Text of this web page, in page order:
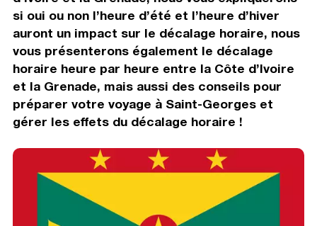
si oui ou non l’heure d’été et l’heure d’hiver
auront un impact sur le décalage horaire, nous
vous présenterons également le décalage
horaire heure par heure entre la Côte d’Ivoire
et la Grenade, mais aussi des conseils pour
préparer votre voyage à Saint-Georges et
gérer les effets du décalage horaire !